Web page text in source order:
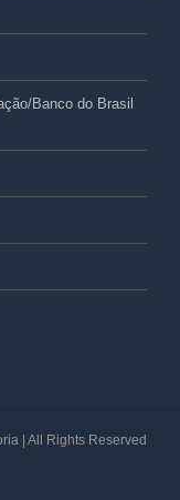
Banco do Brasil
| All Rights Reserved